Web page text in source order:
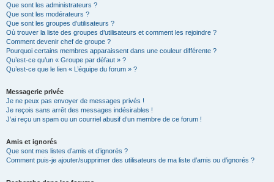
Que sont les administrateurs ?
Que sont les modérateurs ?
Que sont les groupes d’utilisateurs ?
Où trouver la liste des groupes d’utilisateurs et comment les rejoindre ?
Comment devenir chef de groupe ?
Pourquoi certains membres apparaissent dans une couleur différente ?
Qu’est-ce qu’un « Groupe par défaut » ?
Qu’est-ce que le lien « L’équipe du forum » ?
Messagerie privée
Je ne peux pas envoyer de messages privés !
Je reçois sans arrêt des messages indésirables !
J’ai reçu un spam ou un courriel abusif d’un membre de ce forum !
Amis et ignorés
Que sont mes listes d’amis et d’ignorés ?
Comment puis-je ajouter/supprimer des utilisateurs de ma liste d’amis ou d’ignorés ?